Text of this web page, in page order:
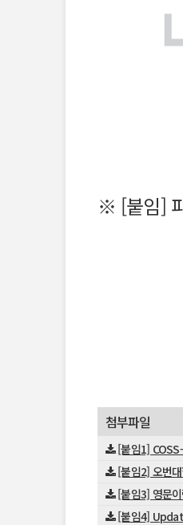
※ [붙임]
첨부파일
[붙임1]
[붙임2] 오번
[붙임3] 영문
[붙임4]